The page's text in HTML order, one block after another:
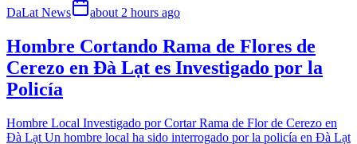
DaLat News about 2 hours ago
Hombre Cortando Rama de Flores de
Cerezo en Đà Lạt es Investigado por la
Policía
Hombre Local Investigado por Cortar Rama de Flor de Cerezo en
Đà Lạt Un hombre local ha sido interrogado por la policía en Đà Lạt